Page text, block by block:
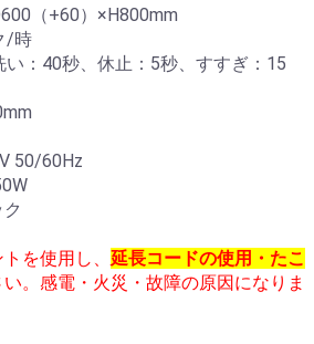
（+60）×H800mm
/時
40秒、休止：5秒、すすぎ：15
60Hz
を使用し、 延長コードの使用・たこ
い。感電・火災・故障の原因になりま